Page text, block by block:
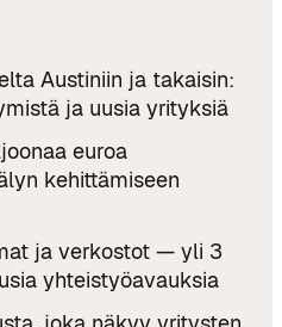
Austiniin ja takaisin:
ja uusia yrityksiä
euroa
kehittämiseen
ja verkostot — yli 3
yhteistyöavauksia